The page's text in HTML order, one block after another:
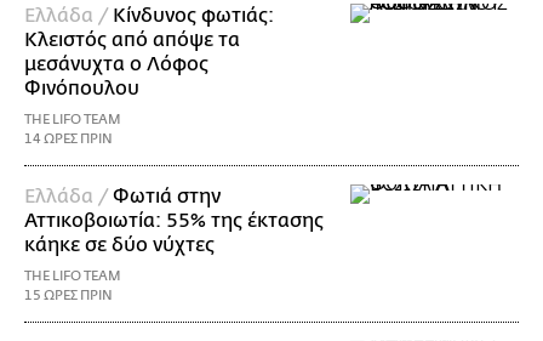
Ελλάδα / Κίνδυνος φωτιάς:
Κλειστός από απόψε τα
μεσάνυχτα ο Λόφος
Φινόπουλου
THE LIFO TEAM
14 ΩΡΕΣ ΠΡΙΝ
Ελλάδα / Φωτιά στην
Αττικοβοιωτία: 55% της έκτασης
κάηκε σε δύο νύχτες
THE LIFO TEAM
15 ΩΡΕΣ ΠΡΙΝ